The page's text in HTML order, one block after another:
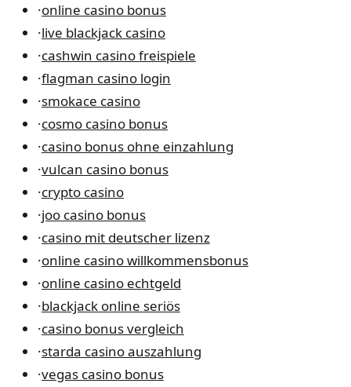
·online casino bonus
·live blackjack casino
·cashwin casino freispiele
·flagman casino login
·smokace casino
·cosmo casino bonus
·casino bonus ohne einzahlung
·vulcan casino bonus
·crypto casino
·joo casino bonus
·casino mit deutscher lizenz
·online casino willkommensbonus
·online casino echtgeld
·blackjack online seriös
·casino bonus vergleich
·starda casino auszahlung
·vegas casino bonus